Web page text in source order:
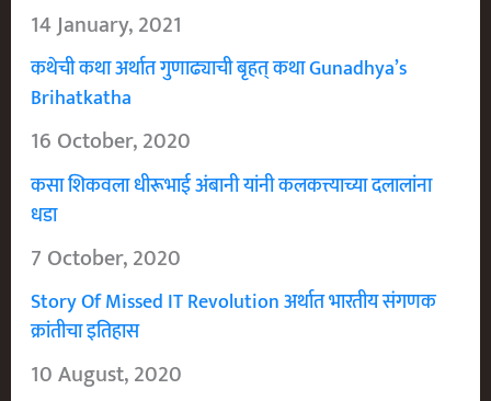
14 January, 2021
कथेची कथा अर्थात गुणाढ्याची बृहत् कथा Gunadhya’s
Brihatkatha
16 October, 2020
कसा शिकवला धीरूभाई अंबानी यांनी कलकत्त्याच्या दलालांना
धडा
7 October, 2020
Story Of Missed IT Revolution अर्थात भारतीय संगणक
क्रांतीचा इतिहास
10 August, 2020